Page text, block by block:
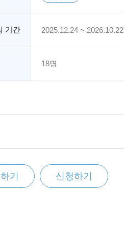
기간 2025.12.24 ~ 2026.10.22
18명
기 신청하기